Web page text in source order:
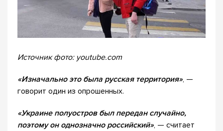
Источник фото: youtube.com
«Изначально это была русская территория», —
говорит один из опрошенных.
«Украине полуостров был передан случайно,
поэтому он однозначно российский», — считает